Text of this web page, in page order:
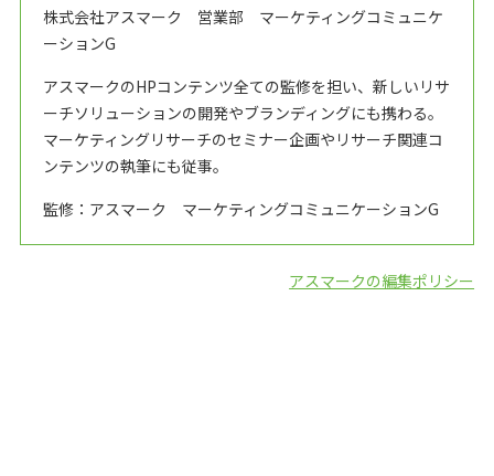
株式会社アスマーク 営業部 マーケティングコミュニケ
ーションG
アスマークのHPコンテンツ全ての監修を担い、新しいリサ
ーチソリューションの開発やブランディングにも携わる。
マーケティングリサーチのセミナー企画やリサーチ関連コ
ンテンツの執筆にも従事。
監修：アスマーク マーケティングコミュニケーションG
アスマークの編集ポリシー